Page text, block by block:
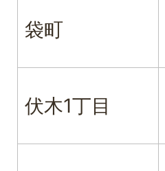
袋町
伏木1丁目